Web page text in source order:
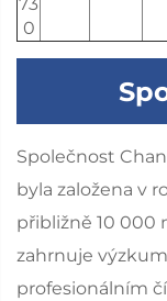
0
Společnost
byla založena v
přibližně 10 000
zahrnuje
profesionálním